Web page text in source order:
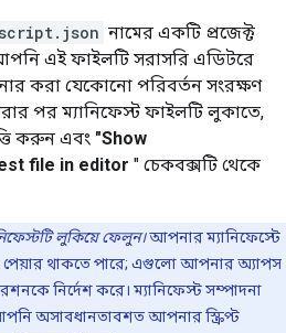
নামের একটি প্রজেক্ট
এই ফাইলটি সরাসরি এডিটরে
করা যেকোনো পরিবর্তন সংরক্ষণ
পর ম্যানিফেস্ট ফাইলটি লুকাতে,
করুন এবং "Show
file in editor " চেকবক্সটি থেকে
লুকিয়ে ফেলুন।আপনার ম্যানিফেস্টে
থাকতে পারে; এগুলো আপনার অ্যাপস
নির্দেশ করে। ম্যানিফেস্ট সম্পাদনা
অসাবধানতাবশত আপনার স্ক্রিপ্ট